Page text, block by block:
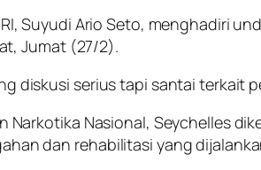
RI, Suyudi Ario Seto, menghadiri
Jumat (27/2).
diskusi serius tapi santai terkait
Nasional, Seychelles
dan rehabilitasi yang